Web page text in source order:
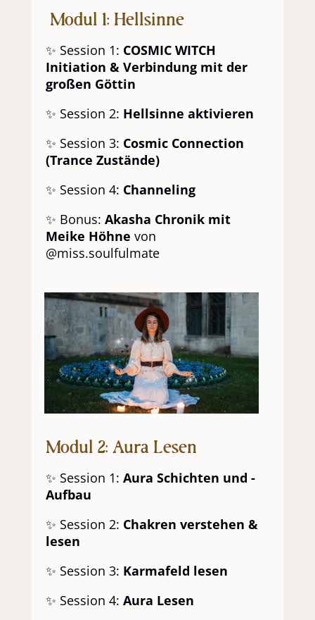
Modul 1: Hellsinne
✨ Session 1: COSMIC WITCH
Initiation & Verbindung mit der
großen Göttin
✨ Session 2: Hellsinne aktivieren
✨ Session 3: Cosmic Connection
(Trance Zustände)
✨ Session 4: Channeling
✨ Bonus: Akasha Chronik mit
Meike Höhne von
@miss.soulfulmate
Modul 2: Aura Lesen
✨ Session 1: Aura Schichten und -
Aufbau
✨ Session 2: Chakren verstehen &
lesen
✨ Session 3: Karmafeld lesen
✨ Session 4: Aura Lesen